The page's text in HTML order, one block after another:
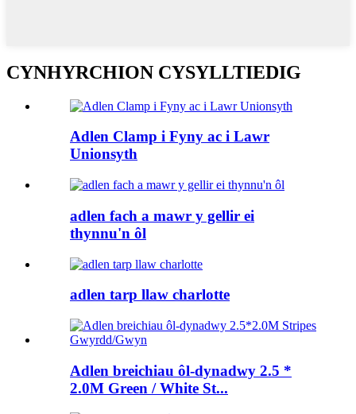
CYNHYRCHION CYSYLLTIEDIG
Adlen Clamp i Fyny ac i Lawr
Unionsyth
adlen fach a mawr y gellir ei
thynnu'n ôl
adlen tarp llaw charlotte
Adlen breichiau ôl-dynadwy 2.5 *
2.0M Green / White St...